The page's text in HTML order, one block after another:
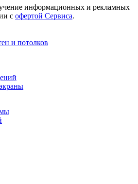
информационных и рекламных
с офертой Сервиса.
и потолков